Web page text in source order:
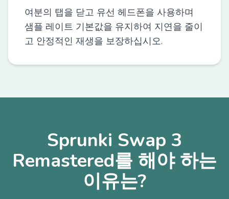
여분의 탭을 닫고 유선 헤드폰을 사용하며
샘플 레이트 기본값을 유지하여 지연을 줄이
고 안정적인 재생을 보장하십시오.
Sprunki Swap 3
Remastered를 해야 하는
이유는?